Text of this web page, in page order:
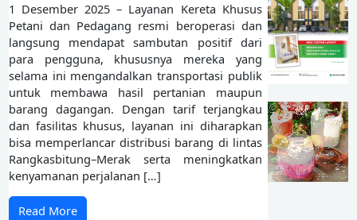
1 Desember 2025 – Layanan Kereta Khusus
Petani dan Pedagang resmi beroperasi dan
langsung mendapat sambutan positif dari
para pengguna, khususnya mereka yang
selama ini mengandalkan transportasi publik
untuk membawa hasil pertanian maupun
barang dagangan. Dengan tarif terjangkau
dan fasilitas khusus, layanan ini diharapkan
bisa memperlancar distribusi barang di lintas
Rangkasbitung–Merak serta meningkatkan
kenyamanan perjalanan […]
Read More